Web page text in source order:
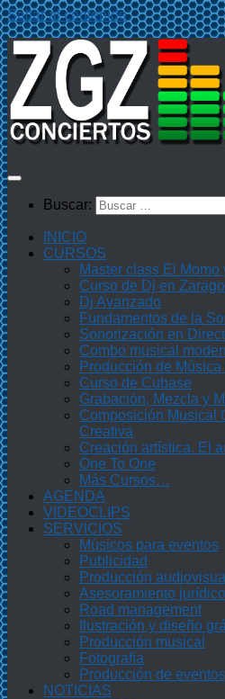
Saltar al contenido
Buscar:
INICIO
CURSOS
Master class El Momo
Curso de Dj en
Dj Avanzado
Fundamentos de la
Sonorización en
Combo musical
Producción de
Curso de Cubase
Grabación, Mezcla y
Composición Musical
Creativa
Creación artística. El
One To One
Más Cursos…
AGENDA
VIDEOCLIPS
SERVICIOS
Músicos para eventos
Publicidad
Producción audiovisual
Asesoramiento
Road management
Ilustración y diseño
Producción musical
Fotografía
Producción de eventos
NOTICIAS